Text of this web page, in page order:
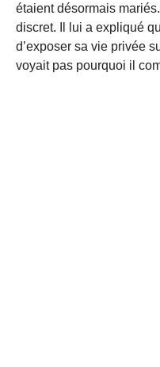
étaient désormais
discret. Il lui a expliqué
d’exposer sa vie privée
voyait pas pourquoi il